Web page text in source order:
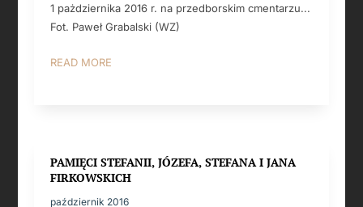
1 pażdziernika 2016 r. na przedborskim cmentarzu...
Fot. Paweł Grabalski (WZ)
READ MORE
PAMIĘCI STEFANII, JÓZEFA, STEFANA I JANA
FIRKOWSKICH
październik 2016